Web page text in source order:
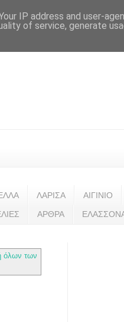
ΛΑΡΙΣΑ ΑΙΓΙΝΙΟ
ΑΡΘΡΑ
όλων των
IP address and user-
of service, generate